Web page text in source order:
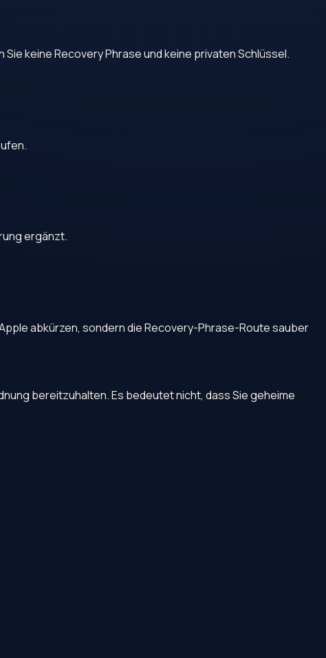
keine Recovery Phrase und keine privaten Schlüssel.
ergänzt.
abkürzen, sondern die Recovery-Phrase-Route sauber
bereitzuhalten. Es bedeutet nicht, dass Sie geheime